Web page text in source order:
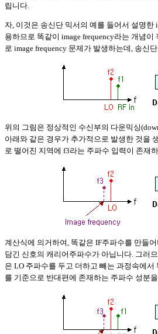
립니다.
자, 이것은 송신단 믹서의 예를 들어서 설명한
용하므로 똑같이 image frequency라는 개념
로 image frequency 문제가 발생하는데, 송신
위의 그림은 정상적인 수신부의 다운믹싱
아래와 같은 경우가 추가적으로 발생한 것을
로 떨어진 지역에 f3라는 주파수 입력이 존재
계산식에 의거하여, 똑같은 IF주파수를 만들
담긴 신호의 캐리어주파수가 아닙니다. 그러
은 LO 주파수를 두고 더하고 빼는 과정속에
를 기준으로 반대편에 존재하는 주파수 성분